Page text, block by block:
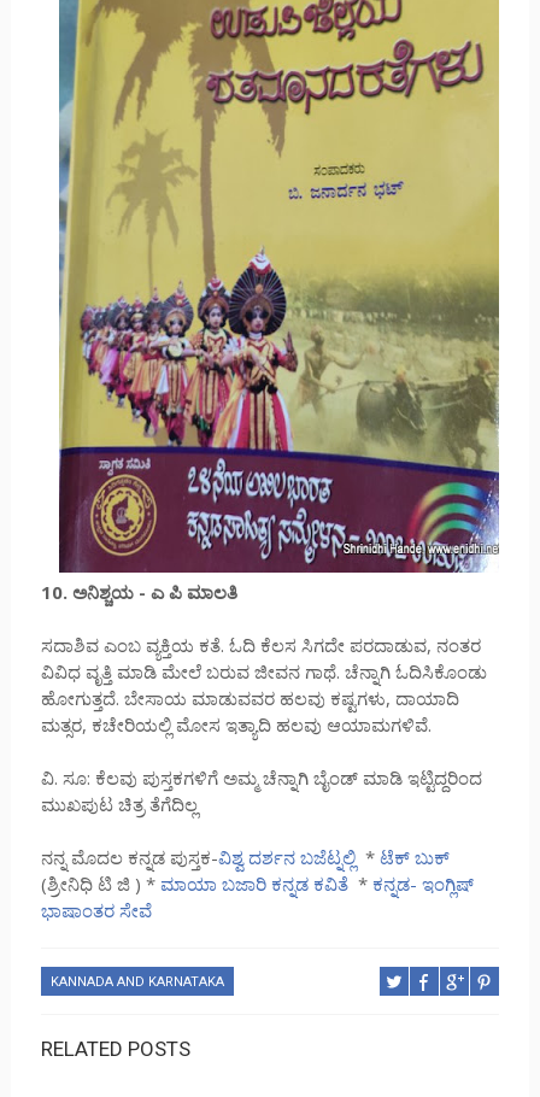
10. ಅನಿಶ್ಚಯ - ಎ ಪಿ ಮಾಲತಿ
ಸದಾಶಿವ ಎಂಬ ವ್ಯಕ್ತಿಯ ಕತೆ. ಓದಿ ಕೆಲಸ ಸಿಗದೇ ಪರದಾಡುವ, ನಂತರ
ವಿವಿಧ ವೃತ್ತಿ ಮಾಡಿ ಮೇಲೆ ಬರುವ ಜೀವನ ಗಾಥೆ. ಚೆನ್ನಾಗಿ ಓದಿಸಿಕೊಂಡು
ಹೋಗುತ್ತದೆ. ಬೇಸಾಯ ಮಾಡುವವರ ಹಲವು ಕಷ್ಟಗಳು, ದಾಯಾದಿ
ಮತ್ಸರ, ಕಚೇರಿಯಲ್ಲಿ ಮೋಸ ಇತ್ಯಾದಿ ಹಲವು ಆಯಾಮಗಳಿವೆ.
ವಿ. ಸೂ: ಕೆಲವು ಪುಸ್ತಕಗಳಿಗೆ ಅಮ್ಮ ಚೆನ್ನಾಗಿ ಬೈಂಡ್ ಮಾಡಿ ಇಟ್ಟಿದ್ದರಿಂದ
ಮುಖಪುಟ ಚಿತ್ರ ತೆಗೆದಿಲ್ಲ
ನನ್ನ ಮೊದಲ ಕನ್ನಡ ಪುಸ್ತಕ-ವಿಶ್ವ ದರ್ಶನ ಬಜೆಟ್ನಲ್ಲಿ* ಟೆಕ್ ಬುಕ್
(ಶ್ರೀನಿಧಿ ಟಿ ಜಿ ) * ಮಾಯಾ ಬಜಾರಿ ಕನ್ನಡ ಕವಿತೆ* ಕನ್ನಡ- ಇಂಗ್ಲಿಷ್
ಭಾಷಾಂತರ ಸೇವೆ
KANNADA AND KARNATAKA
RELATED POSTS